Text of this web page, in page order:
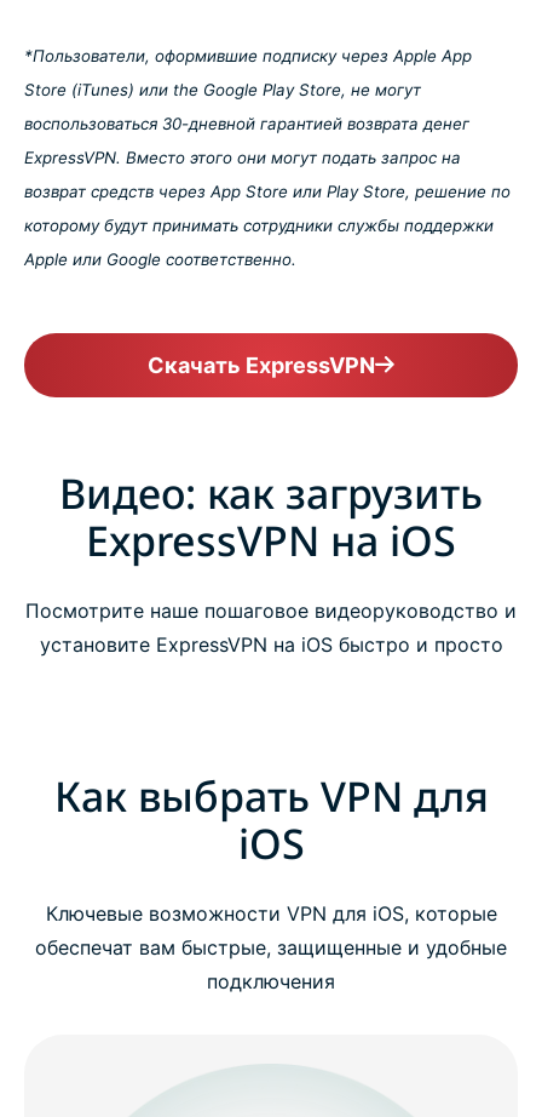
*Пользователи, оформившие подписку через Apple App
Store (iTunes) или the Google Play Store, не могут
воспользоваться 30-дневной гарантией возврата денег
ExpressVPN. Вместо этого они могут подать запрос на
возврат средств через App Store или Play Store, решение по
которому будут принимать сотрудники службы поддержки
Apple или Google соответственно.
Скачать ExpressVPN
Видео: как загрузить
ExpressVPN на iOS
Посмотрите наше пошаговое видеоруководство и
установите ExpressVPN на iOS быстро и просто
Как выбрать VPN для
iOS
Ключевые возможности VPN для iOS, которые
обеспечат вам быстрые, защищенные и удобные
подключения